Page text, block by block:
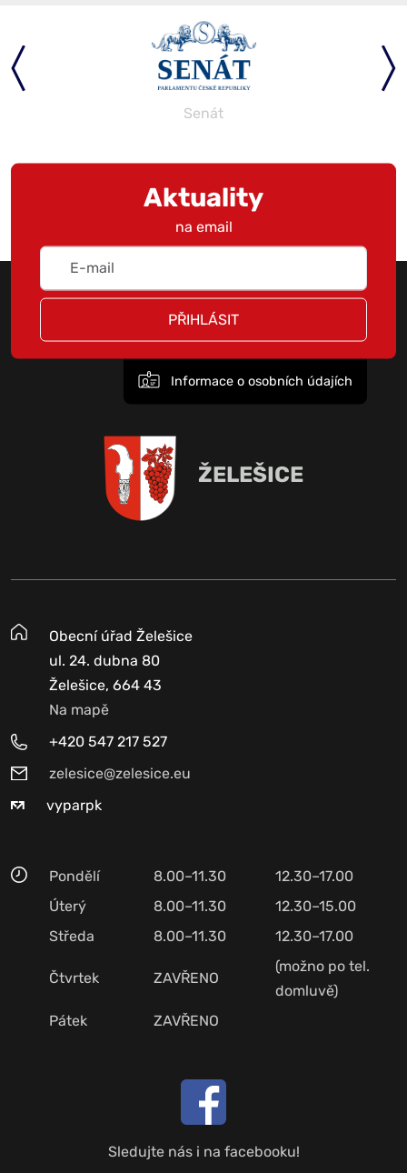
Senát
Aktuality
na email
PŘIHLÁSIT
Informace o osobních údajích
ŽELEŠICE
Obecní úřad Želešice
ul. 24. dubna 80
Želešice, 664 43
Na mapě
+420 547 217 527
zelesice@zelesice.eu
vyparpk
Pondělí 8.00–11.30
12.30–17.00
Úterý
8.00–11.30
12.30–15.00
Středa
8.00–11.30 12.30–17.00
Čtvrtek ZAVŘENO
(možno po tel.
domluvě)
Pátek
ZAVŘENO
Sledujte nás i na facebooku!